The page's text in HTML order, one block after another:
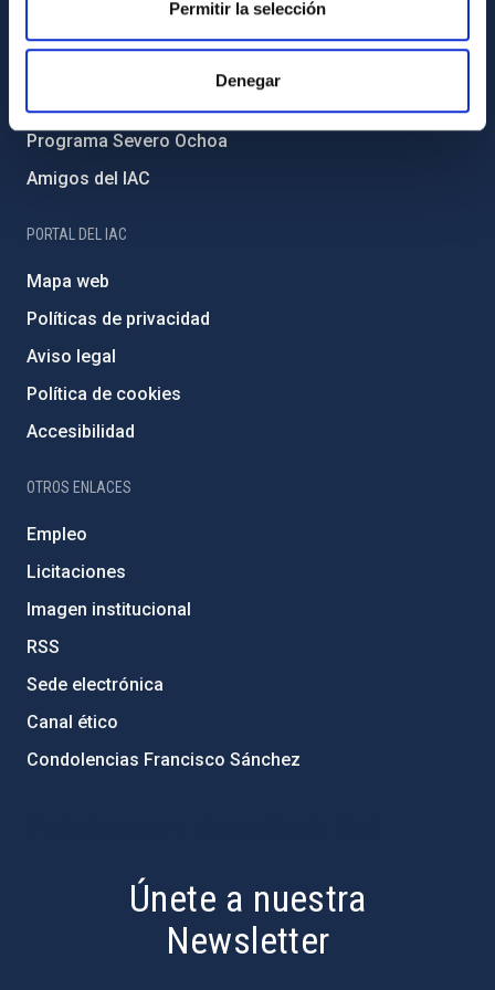
Permitir la selección
Denegar
Programa Severo Ochoa
Amigos del IAC
PORTAL DEL IAC
Mapa web
Políticas de privacidad
Aviso legal
Política de cookies
Accesibilidad
OTROS ENLACES
Empleo
Licitaciones
Imagen institucional
RSS
Sede electrónica
Canal ético
Condolencias Francisco Sánchez
Únete a nuestra
Newsletter